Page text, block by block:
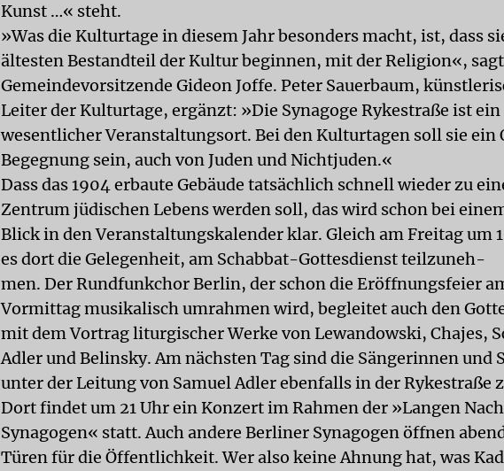
Kunst …« steht.
»Was die Kulturtage in diesem Jahr besonders macht, ist, dass
ältesten Bestandteil der Kultur beginnen, mit der Religion«,
Gemeindevorsitzende Gideon Joffe. Peter Sauerbaum,
Leiter der Kulturtage, ergänzt: »Die Synagoge Rykestraße ist ein
wesentlicher Veranstaltungsort. Bei den Kulturtagen soll sie ein
Begegnung sein, auch von Juden und Nichtjuden.«
Dass das 1904 erbaute Gebäude tatsächlich schnell wieder zu
Zentrum jüdischen Lebens werden soll, das wird schon bei
Blick in den Veranstaltungskalender klar. Gleich am Freitag um
es dort die Gelegenheit, am Schabbat-Gottesdienst teilzuneh-
men. Der Rundfunkchor Berlin, der schon die Eröffnungsfeier
Vormittag musikalisch umrahmen wird, begleitet auch den
mit dem Vortrag liturgischer Werke von Lewandowski, Chajes,
Adler und Belinsky. Am nächsten Tag sind die Sängerinnen und
unter der Leitung von Samuel Adler ebenfalls in der Rykestraße
Dort findet um 21 Uhr ein Konzert im Rahmen der »Langen
Synagogen« statt. Auch andere Berliner Synagogen öffnen
Türen für die Öffentlichkeit. Wer also keine Ahnung hat, was